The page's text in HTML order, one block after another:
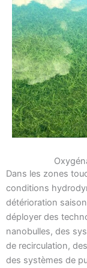
Dans les zones
conditions
détérioration
déployer des
nanobulles, des
de recirculation,
des systèmes de